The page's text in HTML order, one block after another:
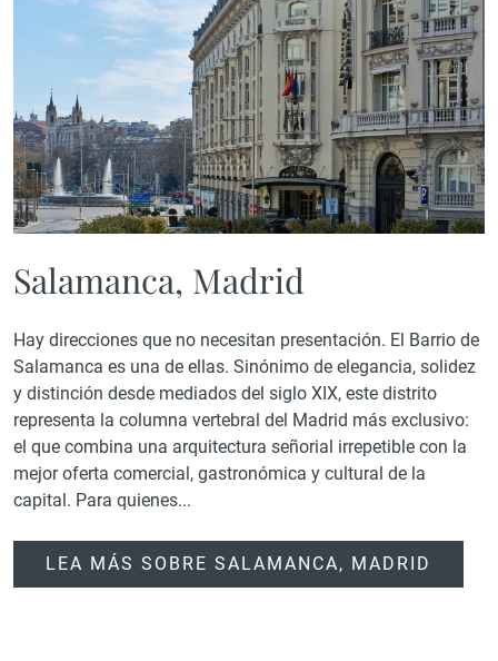
Salamanca, Madrid
Hay direcciones que no necesitan presentación. El Barrio de
Salamanca es una de ellas. Sinónimo de elegancia, solidez
y distinción desde mediados del siglo XIX, este distrito
representa la columna vertebral del Madrid más exclusivo:
el que combina una arquitectura señorial irrepetible con la
mejor oferta comercial, gastronómica y cultural de la
capital. Para quienes...
LEA MÁS SOBRE SALAMANCA, MADRID